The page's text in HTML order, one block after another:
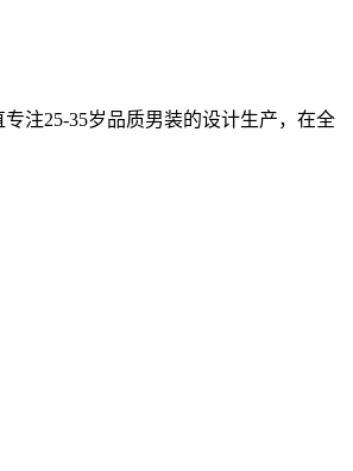
注25-35岁品质男装的设计生产，在全